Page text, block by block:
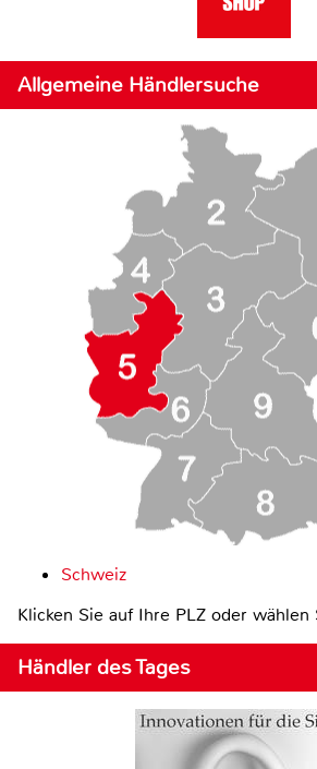
Allgemeine Händlersuche
Schweiz
Klicken Sie auf Ihre PLZ oder wählen
Händler des Tages